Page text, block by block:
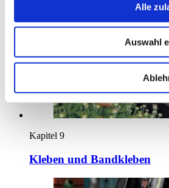
Alle
Auswahl
Kapitel 9
Kleben und Bandkleben